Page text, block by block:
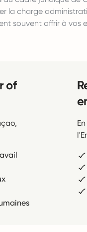
la charge
souvent offrir à
of